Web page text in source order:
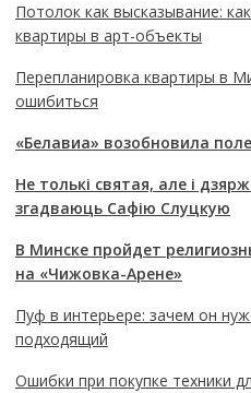
Потолок как высказывание:
квартиры в арт-объекты
Перепланировка квартиры в
ошибиться
«Белавиа» возобновила
Не толькі святая, але і
згадваюць Сафію Слуцкую
В Минске пройдет
на «Чижовка-Арене»
Пуф в интерьере: зачем он
подходящий
Ошибки при покупке техники